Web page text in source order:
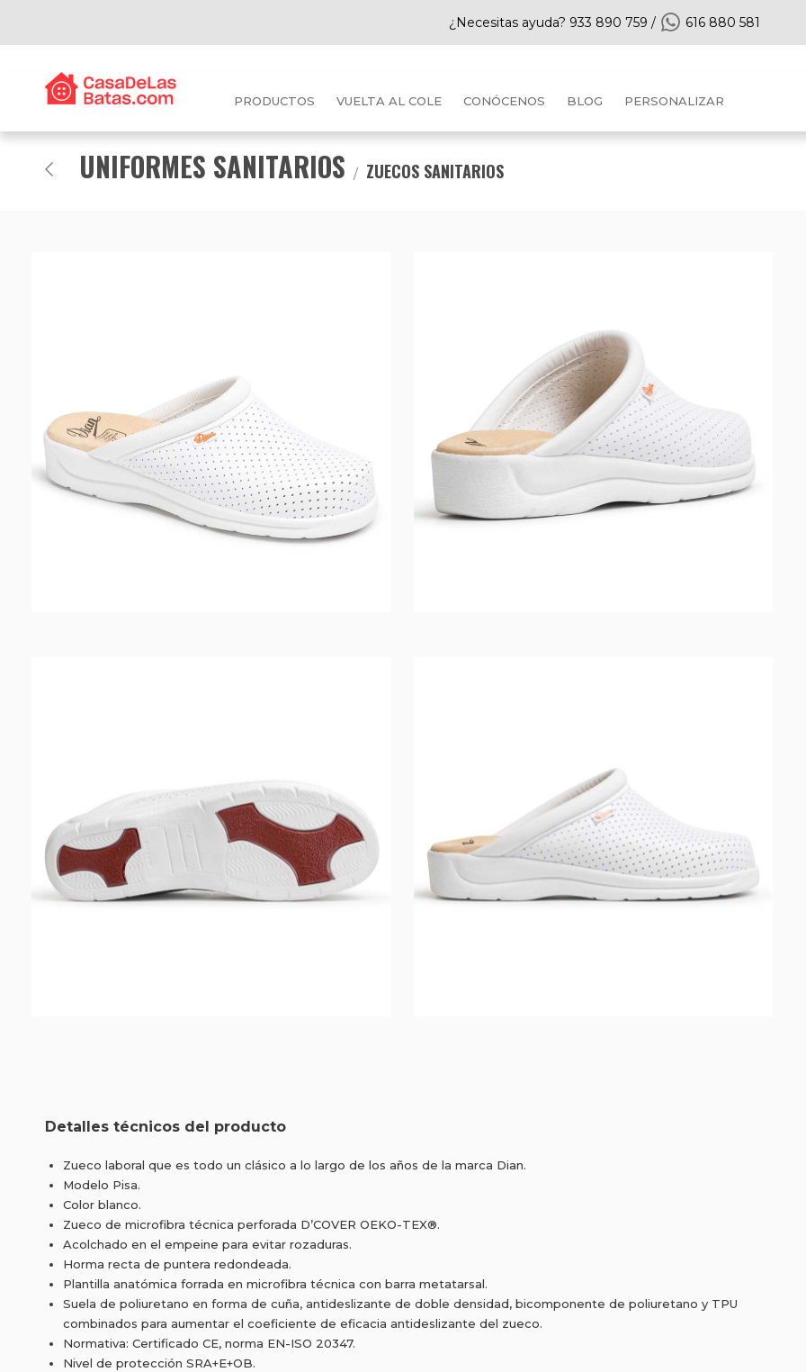
¿Necesitas ayuda? 933 890 759 / 616 880 581
PRODUCTOS VUELTA AL COLE CONÓCENOS BLOG PERSONALIZAR
UNIFORMES SANITARIOS ZUECOS SANITARIOS
Detalles técnicos del producto
Zueco laboral que es todo un clásico a lo largo de los años de la marca Dian.
Modelo Pisa.
Color blanco.
Zueco de microfibra técnica perforada D’COVER OEKO-TEX®.
Acolchado en el empeine para evitar rozaduras.
Horma recta de puntera redondeada.
Plantilla anatómica forrada en microfibra técnica con barra metatarsal.
Suela de poliuretano en forma de cuña, antideslizante de doble densidad, bicomponente de poliuretano y TPU
combinados para aumentar el coeficiente de eficacia antideslizante del zueco.
Normativa: Certificado CE, norma EN-ISO 20347.
Nivel de protección SRA+E+OB.